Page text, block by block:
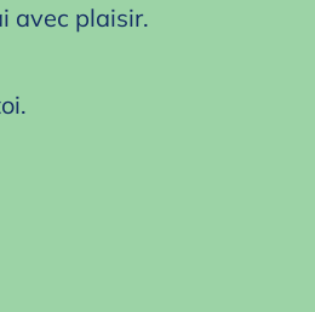
avec plaisir.